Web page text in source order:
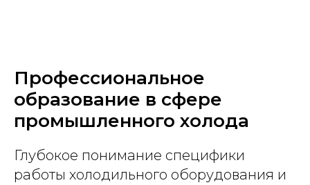
Профессиональное
образование в сфере
промышленного холода
Глубокое понимание специфики
работы холодильного оборудования и